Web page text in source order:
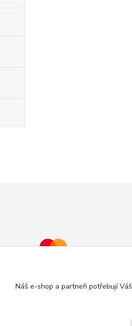
Náš e-shop a partneři potřebují Váš